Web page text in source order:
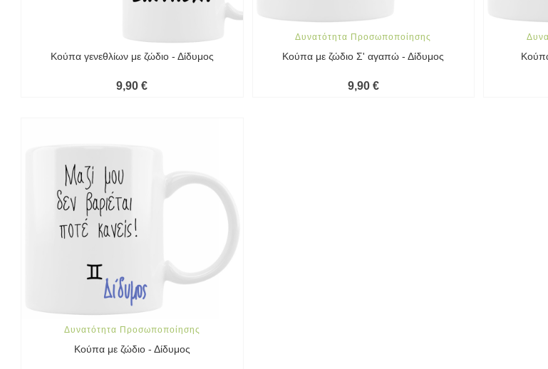
Κούπα γενεθλίων με ζώδιο - Δίδυμος
9,90 €
Δυνατότητα Προσωποποίησης
Κούπα με ζώδιο Σ' αγαπώ - Δίδυμος
9,90 €
Δυνατότητα Προσωποποίησης
Κούπα με ζώδιο - Δίδυμος